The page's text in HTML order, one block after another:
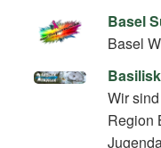
Basel
Basel
Wir
Region